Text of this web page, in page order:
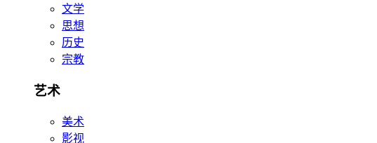
文学
思想
历史
宗教
艺术
美术
影视